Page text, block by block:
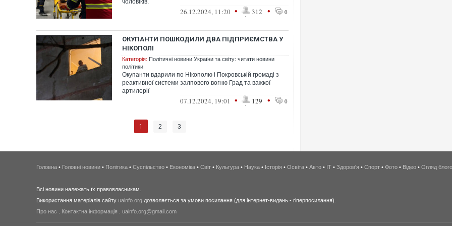
чоловіків.
26.12.2024, 11:20 • 312 • 0
ОКУПАНТИ ПОШКОДИЛИ ДВА ПІДПРИЄМСТВА У
НІКОПОЛІ
Категорія: Політичні новини України та світу: читати новини
політики
Окупанти вдарили по Нікополю і Покровській громаді з
реактивної системи залпового вогню Град та важкої
артилерії
07.12.2024, 19:01 • 129 • 0
1 2 3
Головна • Головні новини • Політика • Суспільство • Економіка • Світ • Культура • Наука • Історія • Освіта • Авто • IT • Здоров'я • Спорт • Фото • Відео • Огляд
Всі новини належать їх правовласникам.
Використання матеріалів сайту uainfo.org дозволяється за умови посилання (для інтернет-видань - гіперпосилання).
Про нас
Контактна інформація uainfo.org@gmail.com